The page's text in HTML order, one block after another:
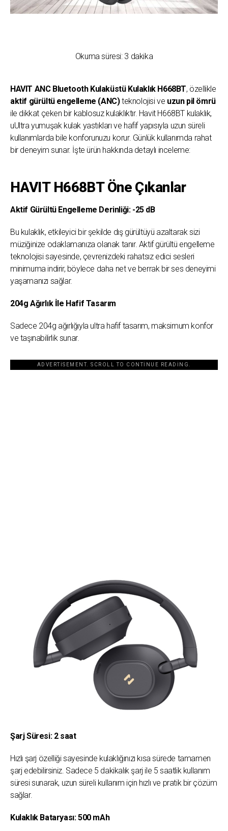
Okuma süresi: 3 dakika
HAVIT ANC Bluetooth Kulaküstü Kulaklık H668BT, özellikle
aktif gürültü engelleme (ANC)teknolojisi ve uzun pil ömrü
ile dikkat çeken bir kablosuz kulaklıktır. Havit H668BT kulaklık,
uUltra yumuşak kulak yastıkları ve hafif yapısıyla uzun süreli
kullanımlarda bile konforunuzu korur. Günlük kullanımda rahat
bir deneyim sunar. İşte ürün hakkında detaylı inceleme:
HAVIT H668BT Öne Çıkanlar
Aktif Gürültü Engelleme Derinliği: -25 dB
Bu kulaklık, etkileyici bir şekilde dış gürültüyü azaltarak sizi
müziğinize odaklamanıza olanak tanır. Aktif gürültü engelleme
teknolojisi sayesinde, çevrenizdeki rahatsız edici sesleri
minimuma indirir, böylece daha net ve berrak bir ses deneyimi
yaşamanızı sağlar.
204g Ağırlık İle Hafif Tasarım
Sadece 204g ağırlığıyla ultra hafif tasarım, maksimum konfor
ve taşınabilirlik sunar.
ADVERTISEMENT. SCROLL TO CONTINUE READING.
Şarj Süresi: 2 saat
Hızlı şarj özelliği sayesinde kulaklığınızı kısa sürede tamamen
şarj edebilirsiniz. Sadece 5 dakikalık şarj ile 5 saatlik kullanım
süresi sunarak, uzun süreli kullanım için hızlı ve pratik bir çözüm
sağlar.
Kulaklık Bataryası: 500 mAh